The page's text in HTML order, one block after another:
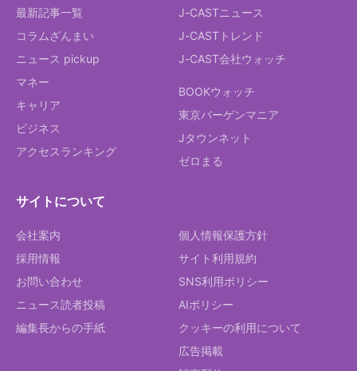
最新記事一覧
コラムざんまい
ニュース pickup
マネー
キャリア
ビジネス
アクセスランキング
J-CASTニュース
J-CASTトレンド
J-CAST会社ウォッチ
BOOKウォッチ
東京バーゲンマニア
Jタウンネット
ゼロまる
サイトについて
会社案内
採用情報
お問い合わせ
ニュース読者投稿
編集長からの手紙
個人情報保護方針
サイト利用規約
SNS利用ポリシー
AIポリシー
クッキーの利用について
広告掲載